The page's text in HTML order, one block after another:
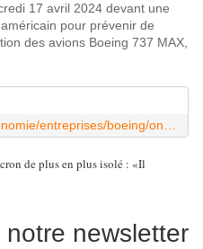
17 avril 2024 devant une
pour prévenir de
des avions Boeing 737 MAX,
newsletter